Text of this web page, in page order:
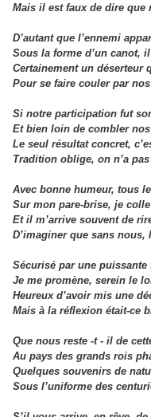
Mais il est faux de dire que
D’autant que l’ennemi
Sous la forme d’un canot,
Certainement un déserteur
Pour se faire couler par
Si notre participation fut
Et bien loin de combler
Le seul résultat concret,
Tradition oblige, on n’a
Avec bonne humeur, tous
Sur mon pare-brise, je
Et il m’arrive souvent de
D’imaginer que sans
Sécurisé par une puissante
Je me promène, serein le
Heureux d’avoir mis une
Mais à la réflexion était-ce
Que nous reste -t - il de
Au pays des grands rois
Quelques souvenirs de
Sous l’uniforme des